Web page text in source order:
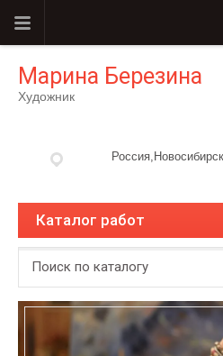
Марина Березина
Художник
Россия,Новосибирск
Каталог работ